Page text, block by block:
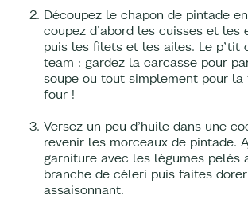
Découpez le chapon de pintade
coupez d’abord les cuisses et les
puis les filets et les ailes. Le p’tit
team : gardez la carcasse pour
soupe ou tout simplement pour
four !
Versez un peu d’huile dans une
revenir les morceaux de pintade.
garniture avec les légumes pelés
branche de céleri puis faites
assaisonnant.